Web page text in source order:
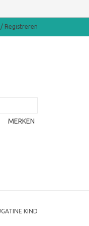
Registreren
MERKEN
KIND